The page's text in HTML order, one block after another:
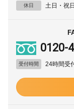
休日 土日・祝日
0120-
受付時間 24時間受